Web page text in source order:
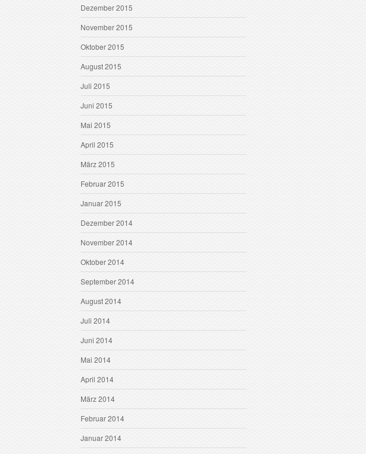
Dezember 2015
November 2015
Oktober 2015
August 2015
Juli 2015
Juni 2015
Mai 2015
April 2015
März 2015
Februar 2015
Januar 2015
Dezember 2014
November 2014
Oktober 2014
September 2014
August 2014
Juli 2014
Juni 2014
Mai 2014
April 2014
März 2014
Februar 2014
Januar 2014